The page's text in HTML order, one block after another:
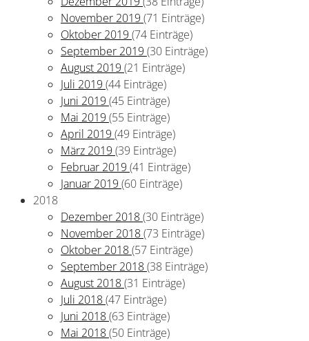
November 2019 (71 Einträge)
Oktober 2019 (74 Einträge)
September 2019 (30 Einträge)
August 2019 (21 Einträge)
Juli 2019 (44 Einträge)
Juni 2019 (45 Einträge)
Mai 2019 (55 Einträge)
April 2019 (49 Einträge)
März 2019 (39 Einträge)
Februar 2019 (41 Einträge)
Januar 2019 (60 Einträge)
2018
Dezember 2018(30 Einträge)
November 2018(73 Einträge)
Oktober 2018(57 Einträge)
September 2018(38 Einträge)
August 2018(31 Einträge)
Juli 2018(47 Einträge)
Juni 2018(63 Einträge)
Mai 2018(50 Einträge)